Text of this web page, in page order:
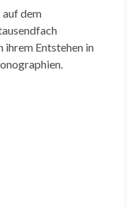
dem
ihrem Entstehen in